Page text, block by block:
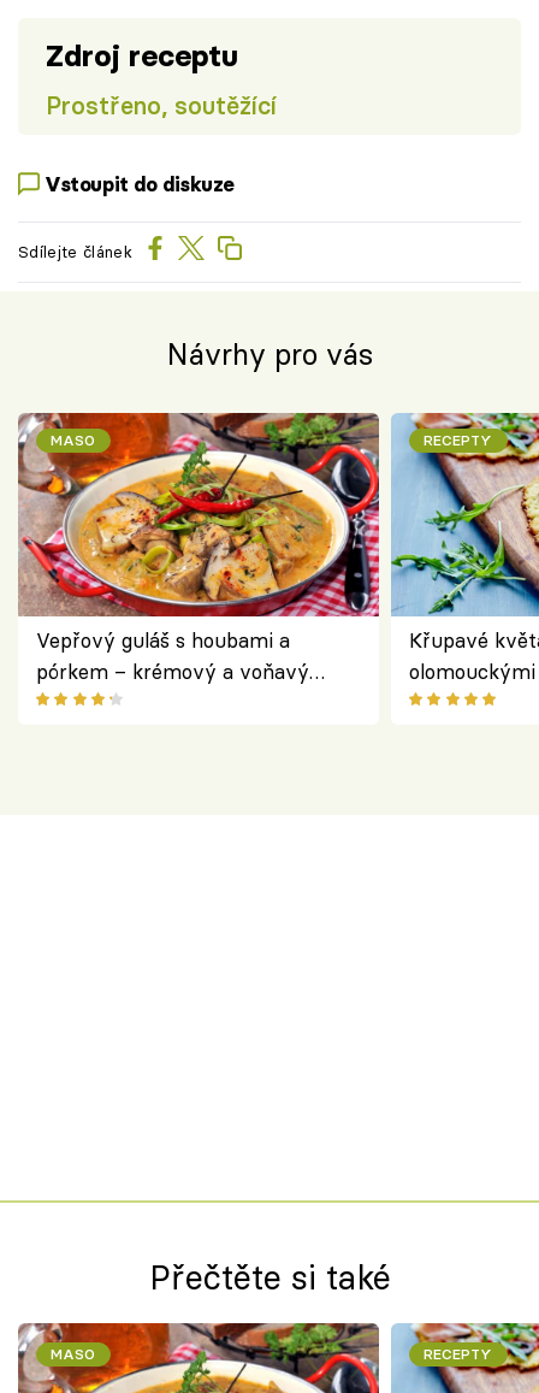
Zdroj receptu
Prostřeno, soutěžící
Vstoupit do diskuze
Sdílejte článek
Návrhy pro vás
MASO
Vepřový guláš s houbami a
pórkem – krémový a voňavý
pokrm z jednoho hrnce
RECEPTY
Křupavé
bezlepkový
Přečtěte si také
MASO RECEPTY